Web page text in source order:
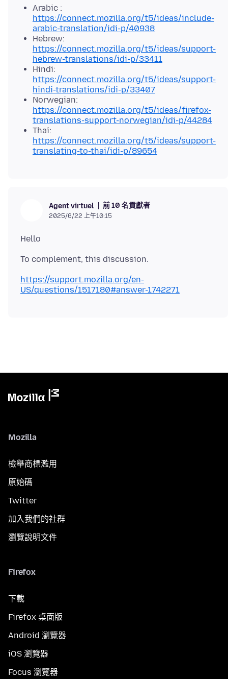
Arabic :
https://connect.mozilla.org/t5/ideas/include-
arabic-translation/idi-p/40938
Hebrew:
https://connect.mozilla.org/t5/ideas/support-
hebrew-translations/idi-p/33411
Hindi:
https://connect.mozilla.org/t5/ideas/support-
hindi-translations/idi-p/33407
Norwegian:
https://connect.mozilla.org/t5/ideas/firefox-
translations-support-norwegian/idi-p/44284
Thai:
https://connect.mozilla.org/t5/ideas/support-
translating-to-thai/idi-p/89654
Agent virtuel 前 10 名貢獻者
2025/6/22 上午10:15
https://support.mozilla.org/en-
US/questions/1517180#answer-1742271
Mozilla
檢舉商標濫用
原始碼
Twitter
加入我們的社群
瀏覽說明文件
Firefox
下載
Firefox 桌面版
Android 瀏覽器
iOS 瀏覽器
Focus 瀏覽器